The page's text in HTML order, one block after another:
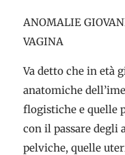
ANOMALIE
VAGINA
Va detto che in età
anatomiche
flogistiche e quelle
con il passare degli
pelviche, quelle